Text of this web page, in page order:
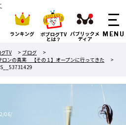
ランキング ボブログTV
とは？
パブリックメ
ディア
TV
> ブログ
>
ンの真実 【その１】オープンに行ってきた
>
S__53731429
06/